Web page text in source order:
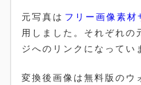
元写真は フリー画像素
用しました。それぞれ
ジへのリンクになってい
変換後画像は無料版のウ